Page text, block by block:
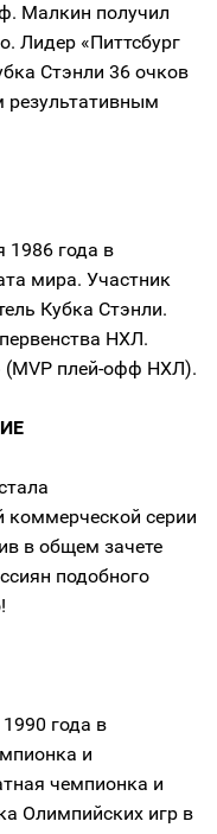
Малкин получил
Лидер «Питтсбург
Стэнли 36 очков
результативным
1986 года в
мира. Участник
Кубка Стэнли.
НХЛ.
(MVP плей-офф НХЛ).
коммерческой серии
в общем зачете
подобного
года в
и
чемпионка и
Олимпийских игр в